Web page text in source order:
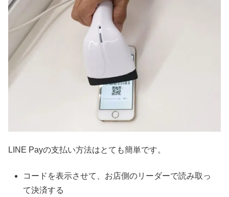
LINE Payの支払い方法はとても簡単です。
コードを表示させて、お店側のリーダーで読み取っ
て決済する